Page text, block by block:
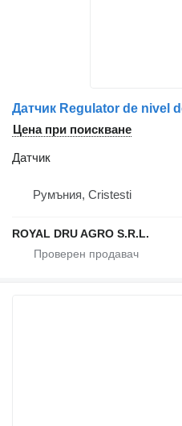
Цена при поискване
Датчик
Румъния, Cristesti
ROYAL DRU AGRO S.R.L.